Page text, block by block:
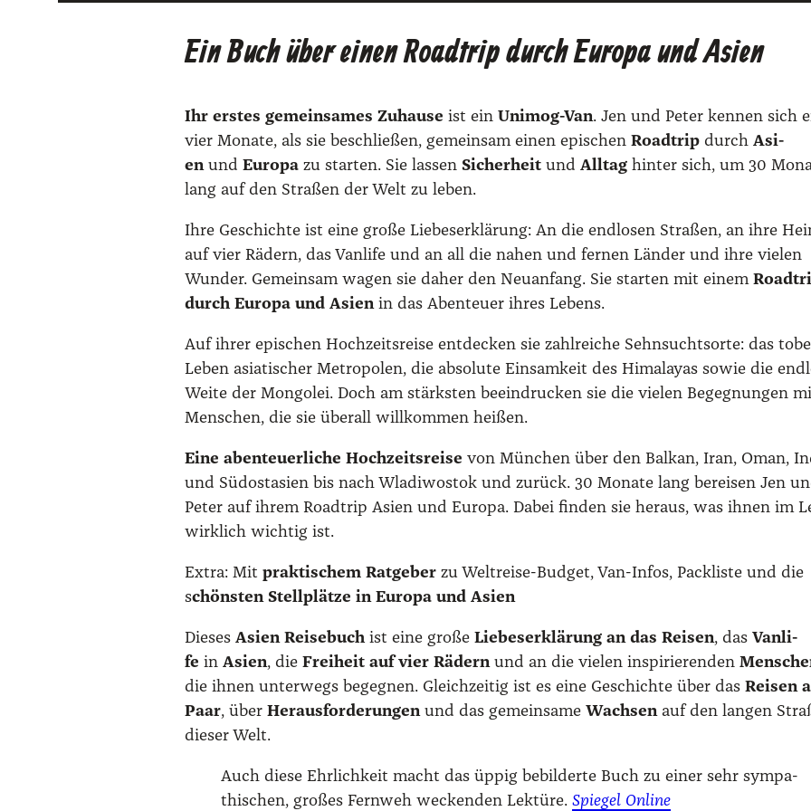
e
s
w
a
:
3
0
0
€
2
5
,
0
Ein Buch über einen Roadtrip durch Europa und Asien
Ihr ers­tes gemein­sa­mes Zuhau­se ist ein Uni­mog-Van. Jen und Peter ken­nen sich
vier Mona­te, als sie beschlie­ßen, gemein­sam einen epi­schen Road­trip durch Asi­
enund Euro­pa zu star­ten. Sie las­sen Sicher­heit und All­tag hin­ter sich, um 30
lang auf den Stra­ßen der Welt zu leben.
Ihre Geschich­te ist eine gro­ße Lie­bes­er­klä­rung: ­An die end­lo­sen Stra­ßen, an ihre
auf vier Rädern, das Van­li­fe und an all die nahen und fer­nen Län­der und ihre vie­len
Wun­der. Gemein­sam wagen sie daher den Neu­an­fang. Sie star­ten mit einem
durch Euro­pa und Asi­enin das Aben­teu­er ihres Lebens.
Auf ihrer epi­schen Hoch­zeits­rei­se ent­de­cken sie zahl­rei­che Sehn­suchtsor­te: das
Leben asia­ti­scher Metro­po­len, die abso­lu­te Ein­sam­keit des Hima­la­yas sowie die
Wei­te der Mon­go­lei. Doch am stärks­ten beein­dru­cken sie die vie­len Begeg­nun­gen
Men­schen, die sie über­all will­kom­men hei­ßen.
Eine aben­teu­er­li­che Hoch­zeits­rei­se von Mün­chen über den Bal­kan, Iran, Oman,
und Süd­ost­asi­en bis nach Wla­di­wos­tok und zurück. 30 Mona­te lang berei­sen Jen
Peter auf ihrem Road­trip Asi­en und Euro­pa. Dabei fin­den sie her­aus, was ihnen im
wirk­lich wich­tig ist.
Extra: Mit prak­ti­schem Rat­ge­ber zu Welt­rei­se-Bud­get, Van-Infos, Pack­lis­te und die
schöns­ten Stell­plät­ze in Euro­pa und Asi­en
Die­ses Asi­en Rei­se­buchist eine gro­ße Lie­bes­er­klä­rung an das Rei­sen, das Van­li­
fe in Asi­en, die Frei­heit auf vier Rädernund an die vie­len inspi­rie­ren­den
die ihnen unter­wegs begeg­nen. Gleich­zei­tig ist es eine Geschich­te über das Rei­sen
Paar, über Her­aus­for­de­run­genund das gemein­sa­me Wach­senauf den lan­gen
die­ser Welt.
Auch die­se Ehr­lich­keit macht das üppig bebil­der­te Buch zu einer sehr sym­pa­
thi­schen, gro­ßes Fern­weh wecken­den Lek­tü­re. Spie­gel Online